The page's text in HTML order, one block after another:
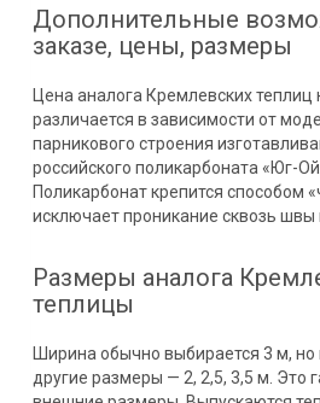
Дополнительные
заказе, цены, размеры
Цена аналога Кремлевских теплиц
различается в зависимости от
парникового строения
российского поликарбоната «Юг-
Поликарбонат крепится способом
исключает проникание сквозь швы
Размеры аналога
теплицы
Ширина обычно выбирается 3 м,
другие размеры — 2, 2,5, 3,5 м. Это